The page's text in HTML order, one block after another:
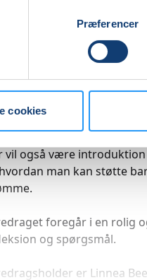
Præferencer
cookies
hvordan man som
hvordan drømme kan
vil også være
man kan støtte
foregår i en rolig
og spørgsmål.
er Linnea